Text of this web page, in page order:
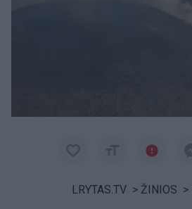
LRYTAS.TV > ŽINIOS >